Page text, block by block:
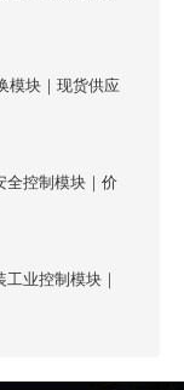
模块｜现货供应
全控制模块｜价
业控制模块｜